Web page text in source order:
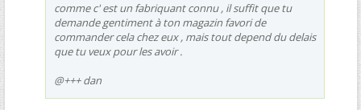
comme c' est un fabriquant connu , il suffit que tu
demande gentiment à ton magazin favori de
commander cela chez eux , mais tout depend du delais
que tu veux pour les avoir .
@+++ dan